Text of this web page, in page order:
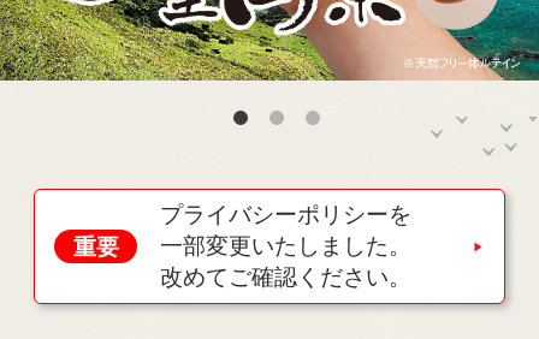
重要
プライバシーポリシーを
一部変更いたしました。
改めてご確認ください。